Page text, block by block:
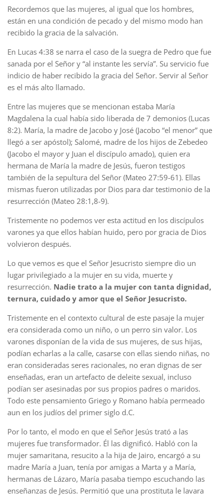
Recordemos que las mujeres, al igual que los hombres,
están en una condición de pecado y del mismo modo han
recibido la gracia de la salvación.
En Lucas 4:38 se narra el caso de la suegra de Pedro que fue
sanada por el Señor y “al instante les servía”. Su servicio fue
indicio de haber recibido la gracia del Señor. Servir al Señor
es el más alto llamado.
Entre las mujeres que se mencionan estaba María
Magdalena la cual había sido liberada de 7 demonios (Lucas
8:2). María, la madre de Jacobo y José (Jacobo “el menor” que
llegó a ser apóstol); Salomé, madre de los hijos de Zebedeo
(Jacobo el mayor y Juan el discípulo amado), quien era
hermana de María la madre de Jesús, fueron testigos
también de la sepultura del Señor (Mateo 27:59-61). Ellas
mismas fueron utilizadas por Dios para dar testimonio de la
resurrección (Mateo 28:1,8-9).
Tristemente no podemos ver esta actitud en los discípulos
varones ya que ellos habían huido, pero por gracia de Dios
volvieron después.
Lo que vemos es que el Señor Jesucristo siempre dio un
lugar privilegiado a la mujer en su vida, muerte y
resurrección. Nadie trato a la mujer con tanta dignidad,
ternura, cuidado y amor que el Señor Jesucristo.
Tristemente en el contexto cultural de este pasaje la mujer
era considerada como un niño, o un perro sin valor. Los
varones disponían de la vida de sus mujeres, de sus hijas,
podían echarlas a la calle, casarse con ellas siendo niñas, no
eran consideradas seres racionales, no eran dignas de ser
enseñadas, eran un artefacto de deleite sexual, incluso
podían ser asesinadas por sus propios padres o maridos.
Todo este pensamiento Griego y Romano había permeado
aun en los judíos del primer siglo d.C.
Por lo tanto, el modo en que el Señor Jesús trató a las
mujeres fue transformador. Él las dignificó. Habló con la
mujer samaritana, resucito a la hija de Jairo, encargó a su
madre María a Juan, tenía por amigas a Marta y a María,
hermanas de Lázaro, María pasaba tiempo escuchando las
enseñanzas de Jesús. Permitió que una prostituta le lavara